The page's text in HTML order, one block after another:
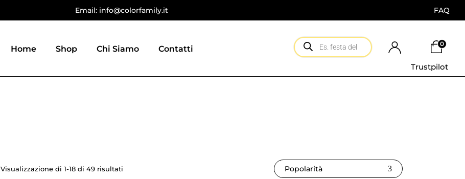
Email: info@colorfamily.it FAQ
Home Shop Chi Siamo Contatti 0
Trustpilot
Visualizzazione di 1-18 di 49 risultati Popolarità